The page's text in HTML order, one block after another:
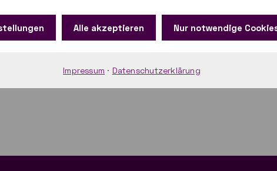
Alle akzeptieren Nur notwendige
Impressum · Datenschutzerklärung
mitteilen